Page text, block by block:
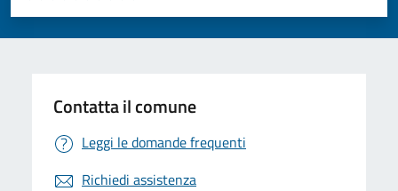
Valuta 5 stelle su 5
Valuta 4 stelle su 5
Valuta 3 stelle su 5
Valuta 2 stelle su 5
Valuta 1 stelle su 5
Contatta il comune
Leggi le domande frequenti
Richiedi assistenza